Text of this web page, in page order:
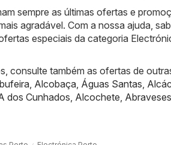
sempre as últimas ofertas e
agradável. Com a nossa ajuda,
especiais da categoria
consulte também as ofertas de
, Alcobaça, Águas Santas,
dos Cunhados, Alcochete, Abraveses